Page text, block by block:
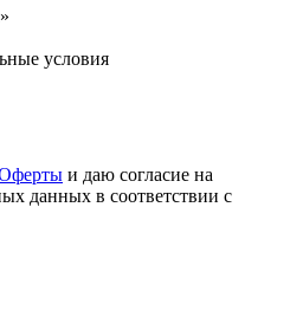
условия
и даю согласие на
данных в соответствии с